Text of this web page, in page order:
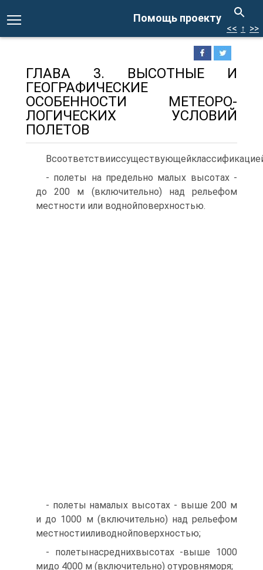
Помощь проекту
<< ↑ >>
ГЛАВА 3. ВЫСОТНЫЕ И
ГЕОГРАФИЧЕСКИЕ
ОСОБЕННОСТИ МЕТЕОРО-
ЛОГИЧЕСКИХ УСЛОВИЙ
ПОЛЕТОВ
- полеты на предельно малых высотах -
до 200 м (включительно) над рельефом
местности или воднойповерхностью.
- полеты намалых высотах - выше 200 м
и до 1000 м (включительно) над рельефом
местностииливоднойповерхностью;
- полетынасреднихвысотах -выше 1000
мидо 4000 м (включительно) отуровняморя;